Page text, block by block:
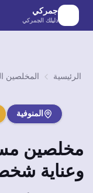
الانتقال إلى المحتوى
جمركي
دليلك الجمركي
الرئيسية المخلصين
المنوفية
مخلصين
وعناية